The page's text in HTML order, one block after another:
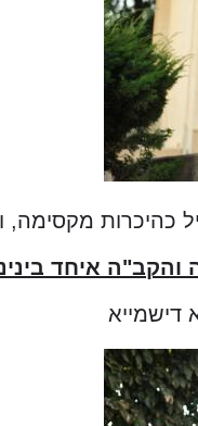
כהיכרות מקסימה,
והקב"ה איחד
דישמייא